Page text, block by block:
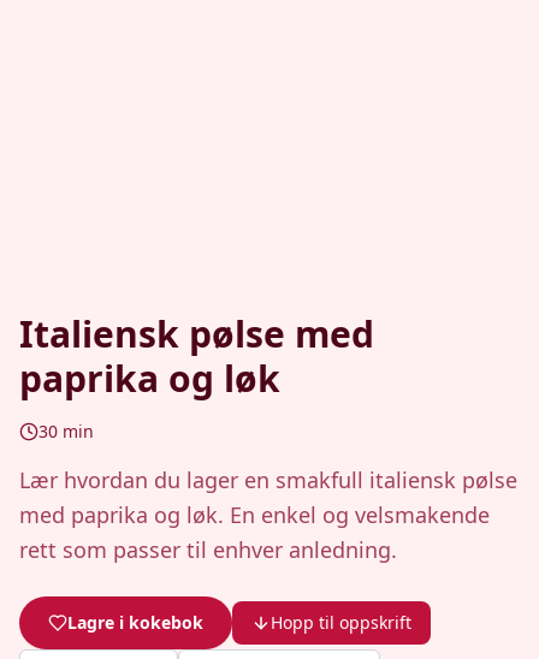
Italiensk pølse med
paprika og løk
30 min
Lær hvordan du lager en smakfull italiensk pølse
med paprika og løk. En enkel og velsmakende
rett som passer til enhver anledning.
Lagre i kokebok Hopp til oppskrift